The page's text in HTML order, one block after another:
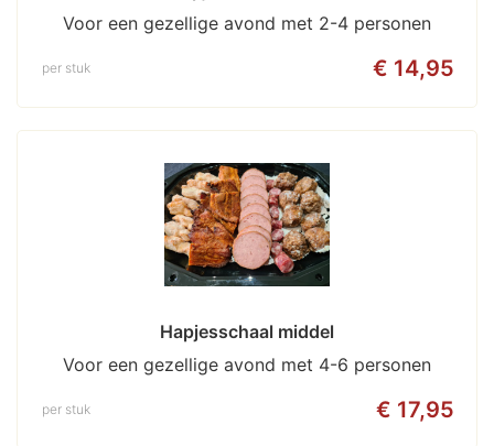
Voor een gezellige avond met 2-4 personen
€ 14,95
per stuk
Hapjesschaal middel
Voor een gezellige avond met 4-6 personen
€ 17,95
per stuk